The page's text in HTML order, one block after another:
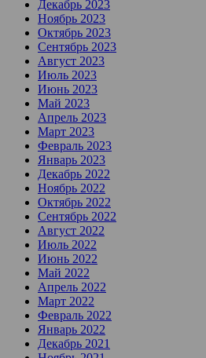
Декабрь 2023
Ноябрь 2023
Октябрь 2023
Сентябрь 2023
Август 2023
Июль 2023
Июнь 2023
Май 2023
Апрель 2023
Март 2023
Февраль 2023
Январь 2023
Декабрь 2022
Ноябрь 2022
Октябрь 2022
Сентябрь 2022
Август 2022
Июль 2022
Июнь 2022
Май 2022
Апрель 2022
Март 2022
Февраль 2022
Январь 2022
Декабрь 2021